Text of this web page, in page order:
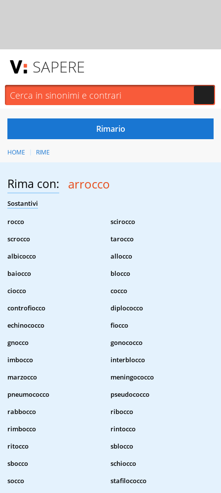
SAPERE
HOME RIME
Rima con: arrocco
Sostantivi
rocco
scirocco
scrocco
tarocco
albicocco
allocco
baiocco
blocco
ciocco
cocco
controfiocco
diplococco
echinococco
fiocco
gnocco
gonococco
imbocco
interblocco
marzocco
meningococco
pneumococco
pseudococco
rabbocco
ribocco
rimbocco
rintocco
ritocco
sblocco
sbocco
schiocco
socco
stafilococco